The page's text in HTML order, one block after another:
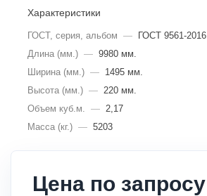
Характеристики
ГОСТ, серия, альбом —
ГОСТ 9561-2016
Длина (мм.) — 9980 мм.
Ширина (мм.) — 1495 мм.
Высота (мм.) — 220 мм.
Объем куб.м. — 2,17
Масса (кг.) — 5203
Цена по запросу